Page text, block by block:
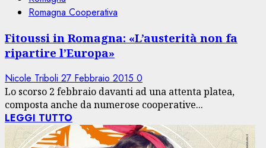
Romagna Cooperativa
Fitoussi in Romagna: «L’austerità non fa
ripartire l’Europa»
Nicole Triboli 27 Febbraio 2015 0
Lo scorso 2 febbraio davanti ad una attenta platea,
composta anche da numerose cooperative...
LEGGI TUTTO